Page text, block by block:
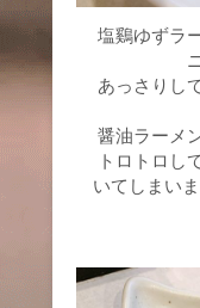
塩鷄ゆずラ
あっさりし
醤油ラーメ
トロトロし
いてしまい